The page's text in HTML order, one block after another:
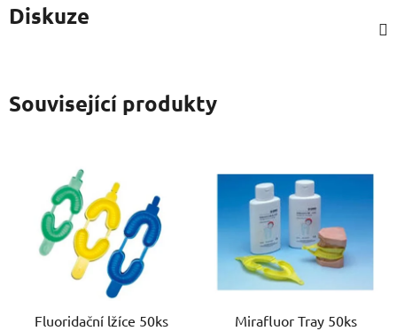
Diskuze
Související produkty
Fluoridační lžíce 50ks Mirafluor Tray 50ks